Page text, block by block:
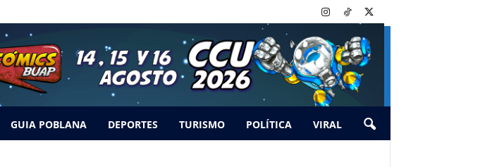
GUIA POBLANA DEPORTES TURISMO POLÍTICA VIRAL